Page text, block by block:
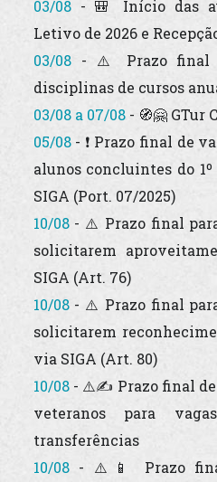
03/08- 🎒 Início das
Letivo de 2026 e
03/08- ⚠️ Prazo final
disciplinas de cursos
03/08 a 07/08- 🧭🤗 GTur
05/08- ❗ Prazo final de
alunos concluintes do
SIGA (Port. 07/2025)
10/08- ⚠️ Prazo final
solicitarem
SIGA (Art. 76)
10/08- ⚠️ Prazo final
solicitarem
via SIGA (Art. 80)
10/08- ⚠️✍️ Prazo final de
veteranospara vagas
transferências
10/08- ⚠️📱 Prazo